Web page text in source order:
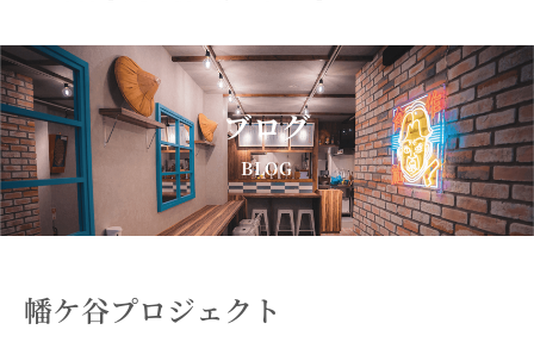
ブログ
BLOG
幡ケ谷プロジェクト